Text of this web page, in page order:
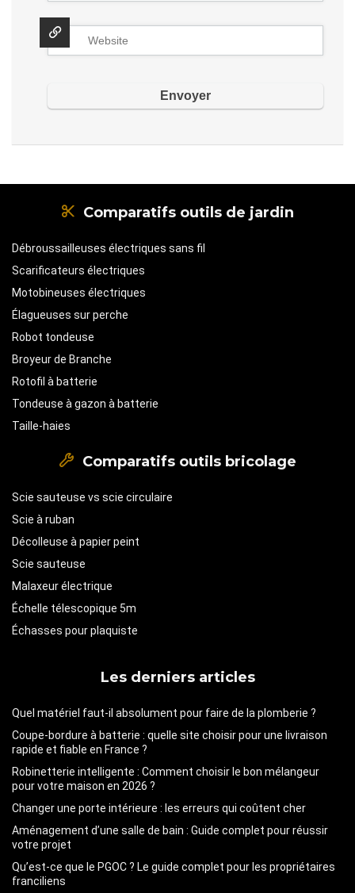
Comparatifs outils de jardin
Débroussailleuses électriques sans fil
Scarificateurs électriques
Motobineuses électriques
Élagueuses sur perche
Robot tondeuse
Broyeur de Branche
Rotofil à batterie
Tondeuse à gazon à batterie
Taille-haies
Comparatifs outils bricolage
Scie sauteuse vs scie circulaire
Scie à ruban
Décolleuse à papier peint
Scie sauteuse
Malaxeur électrique
Échelle télescopique 5m
Échasses pour plaquiste
Les derniers articles
Quel matériel faut-il absolument pour faire de la plomberie ?
Coupe-bordure à batterie : quelle site choisir pour une livraison
rapide et fiable en France ?
Robinetterie intelligente : Comment choisir le bon mélangeur
pour votre maison en 2026 ?
Changer une porte intérieure : les erreurs qui coûtent cher
Aménagement d’une salle de bain : Guide complet pour réussir
votre projet
Qu’est-ce que le PGOC ? Le guide complet pour les propriétaires
franciliens